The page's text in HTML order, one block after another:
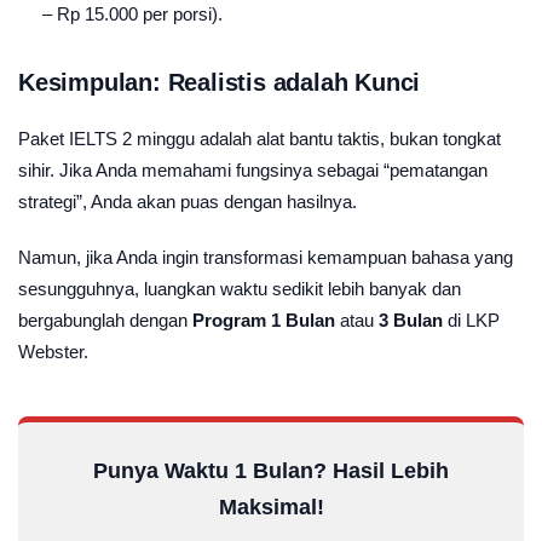
– Rp 15.000 per porsi).
Kesimpulan: Realistis adalah Kunci
Paket IELTS 2 minggu adalah alat bantu taktis, bukan tongkat
sihir. Jika Anda memahami fungsinya sebagai “pematangan
strategi”, Anda akan puas dengan hasilnya.
Namun, jika Anda ingin transformasi kemampuan bahasa yang
sesungguhnya, luangkan waktu sedikit lebih banyak dan
bergabunglah dengan Program 1 Bulan atau 3 Bulan di LKP
Webster.
Punya Waktu 1 Bulan? Hasil Lebih
Maksimal!